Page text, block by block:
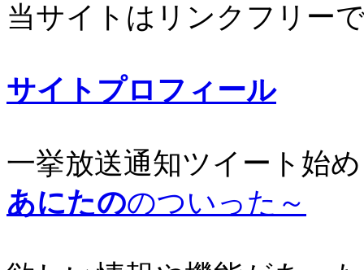
当サイトはリンクフリー
サイトプロフィール
一挙放送通知ツイート始
あにたののついった～